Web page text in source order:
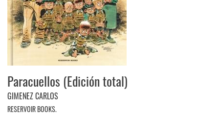
Paracuellos (Edición total)
GIMENEZ CARLOS
RESERVOIR BOOKS.